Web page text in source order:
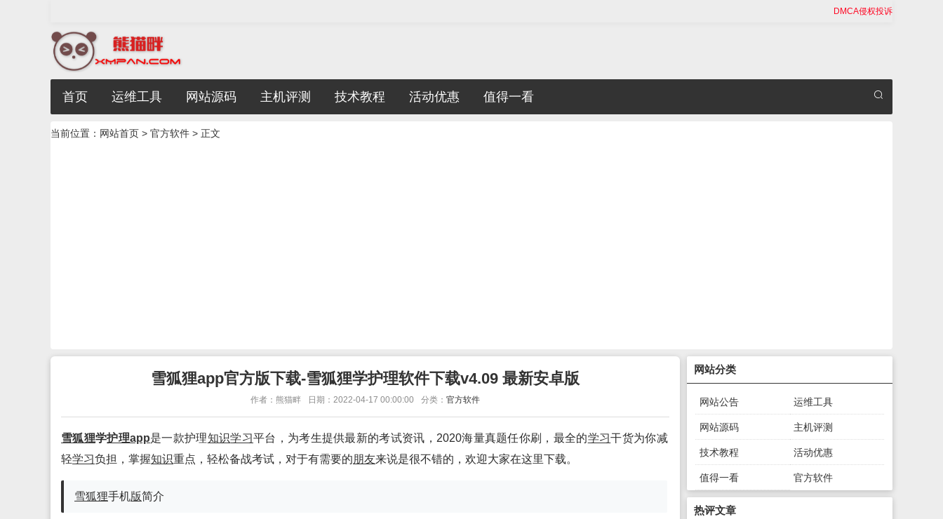
DMCA侵权投诉
首页 运维工具 网站源码 主机评测 技术教程 活动优惠 值得一看
当前位置： 网站首页 > 官方软件 > 正文
雪狐狸app官方版下载-雪狐狸学护理软件下载v4.09 最新安卓版
作者：熊猫畔 日期：2022-04-17 00:00:00 分类：官方软件
雪狐狸学护理app是一款护理知识学习平台，为考生提供最新的考试资讯，2020海量真题任你刷，最全的学习干货为你减
轻学习负担，掌握知识重点，轻松备战考试，对于有需要的朋友来说是很不错的，欢迎大家在这里下载。
雪狐狸手机版简介
网站分类
网站公告 运维工具
网站源码 主机评测
技术教程 活动优惠
值得一看
绿色软件
官方软件
热评文章